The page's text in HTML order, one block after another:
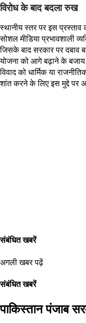
विरोध के बाद बदला रुख
स्थानीय स्तर पर इस
सोशल मीडिया प्रभावशाली
जिसके बाद सरकार पर दबाव
योजना को आगे बढ़ाने के बजाय
विवाद को धार्मिक या
शांत करने के लिए इस मुद्दे पर
संबंधित खबरें
अगली खबर पढ़ें
संबंधित खबरें
पाकिस्तान पंजाब